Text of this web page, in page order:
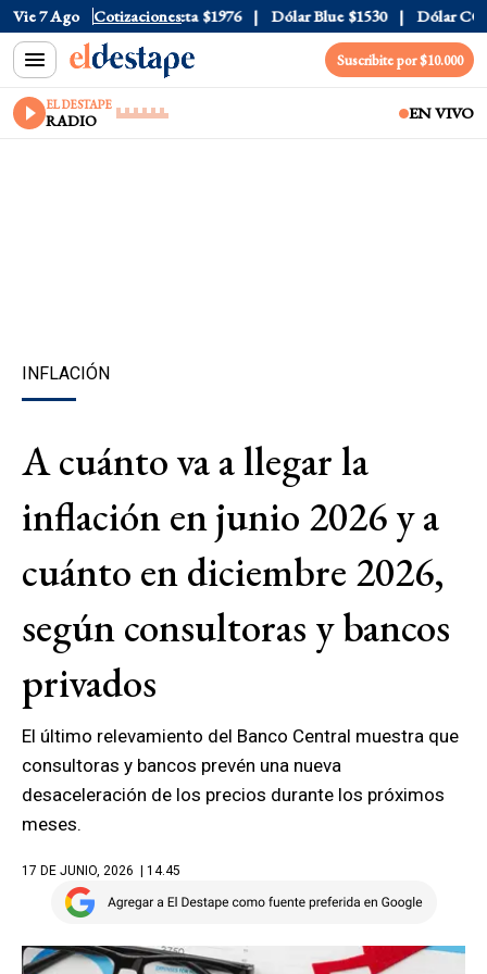
Vie 7 Ago Cotizaciones
$1520 Dólar Tarjeta $1976 Dólar Blue $1530 Dólar CCL
Suscribite por $10.000
EL DESTAPE
RADIO EN VIVO
INFLACIÓN
A cuánto va a llegar la
inflación en junio 2026 y a
cuánto en diciembre 2026,
según consultoras y bancos
privados
El último relevamiento del Banco Central muestra que
consultoras y bancos prevén una nueva
desaceleración de los precios durante los próximos
meses.
17 DE JUNIO, 2026 | 14.45